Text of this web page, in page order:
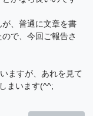
、普通に文章を書
で、今回ご報告さ
ますが、あれを見て
まいます(^^;